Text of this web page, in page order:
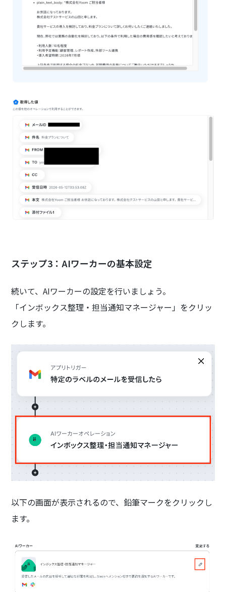
ステップ3：AIワーカーの基本設定
続いて、AIワーカーの設定を行いましょう。
「インボックス整理・担当通知マネージャー」をクリッ
クします。
以下の画面が表示されるので、鉛筆マークをクリックし
ます。